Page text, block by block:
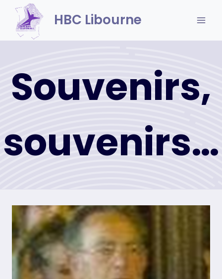
Skip
content
HBC Libourne
Souvenirs,
souvenirs…